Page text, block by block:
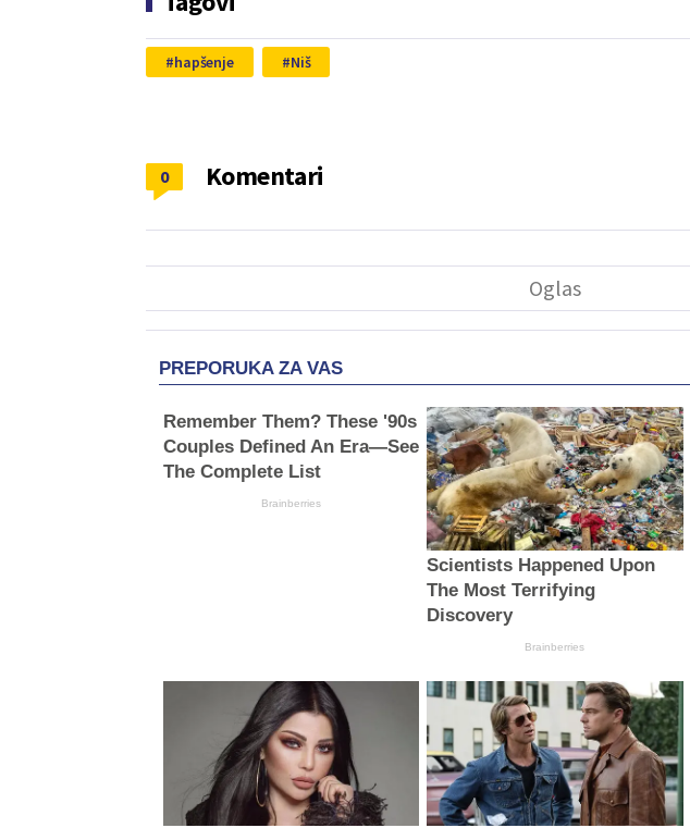
hapšenje Niš
Komentari
0
PREPORUKA ZA VAS
Remember Them? These '90s
Couples Defined An Era—See
The Complete List
Brainberries
Scientists Happened Upon
The Most Terrifying
Discovery
Brainberries